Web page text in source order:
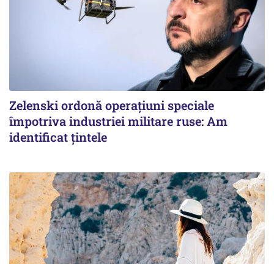
Zelenski ordonă operațiuni speciale
împotriva industriei militare ruse: Am
identificat țintele